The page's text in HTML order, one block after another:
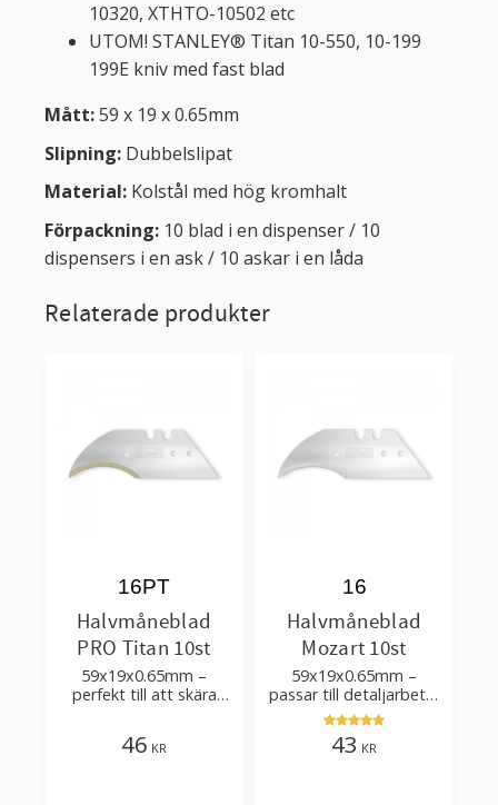
10320, XTHTO-10502 etc
UTOM! STANLEY® Titan 10-550, 10-199
199E kniv med fast blad
Mått:59 x 19 x 0.65mm
Slipning: Dubbelslipat
Material: Kolstål med hög kromhalt
Förpackning: 10 blad i en dispenser / 10
dispensers i en ask / 10 askar i en låda
Relaterade produkter
Halvmåneblad
PRO Titan 10st
59x19x0.65mm –
perfekt till att skära
heltäckningmattor och
cormant
16PT
46 KR
Halvmåneblad
Mozart 10st
59x19x0.65mm –
passar till detaljarbete,
golvläggning -
Golvläggarfavorit
16
43 KR